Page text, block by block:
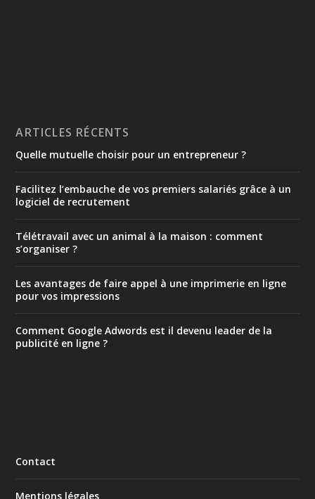
ARTICLES RÉCENTS
Quelle mutuelle choisir pour un entrepreneur ?
Facilitez l’embauche de vos premiers salariés grâce à un
logiciel de recrutement
Télétravail avec un animal à la maison : comment
s’organiser ?
Les avantages de faire appel à une imprimerie en ligne
pour vos impressions
Comment Google Adwords est il devenu leader de la
publicité en ligne ?
Contact
Mentions légales